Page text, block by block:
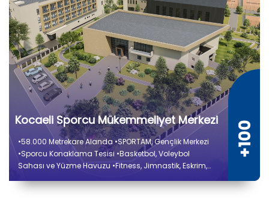
Kocaeli Sporcu Mükemmeliyet Merkezi
•58.000 Metrekare Alanda •SPORTAM, Gençlik Merkezi
•Sporcu Konaklama Tesisi •Basketbol, Voleybol
Sahası ve Yüzme Havuzu •Fitness, Jimnastik, Eskrim,